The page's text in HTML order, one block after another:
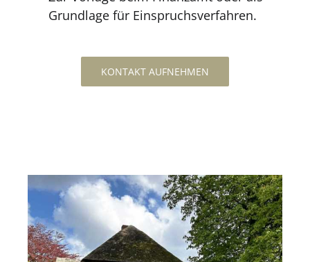
Grundlage für Einspruchsverfahren.
KONTAKT AUFNEHMEN